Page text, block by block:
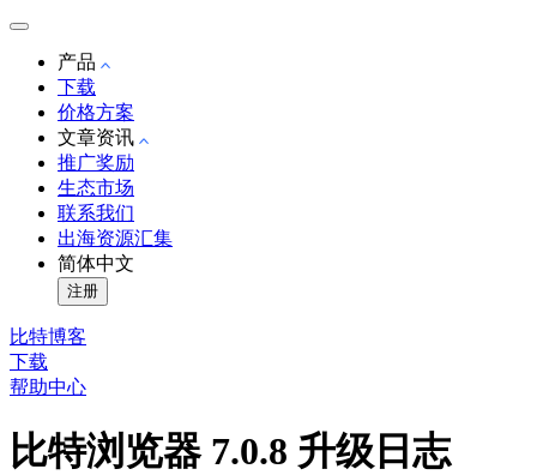
产品
下载
价格方案
文章资讯
推广奖励
生态市场
联系我们
出海资源汇集
简体中文
注册
比特博客
下载
帮助中心
比特浏览器 7.0.8 升级日志